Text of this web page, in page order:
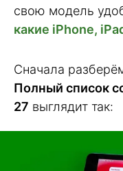
свою модель
какие iPhone,
Сначала
Полный список
27 выглядит так: